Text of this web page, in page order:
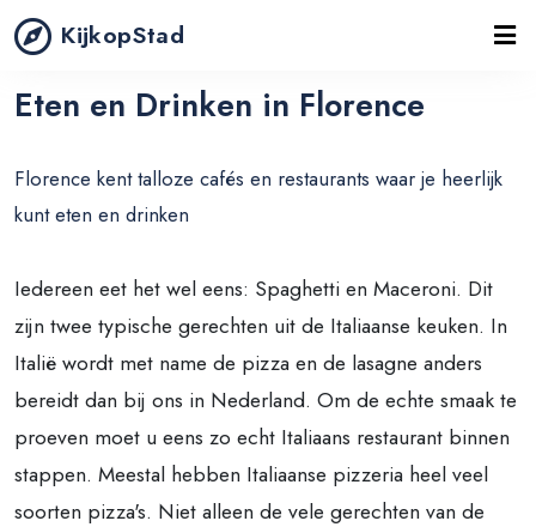
KijkopStad
Eten en Drinken in Florence
Florence kent talloze cafés en restaurants waar je heerlijk
kunt eten en drinken
Iedereen eet het wel eens: Spaghetti en Maceroni. Dit
zijn twee typische gerechten uit de Italiaanse keuken. In
Italië wordt met name de pizza en de lasagne anders
bereidt dan bij ons in Nederland. Om de echte smaak te
proeven moet u eens zo echt Italiaans restaurant binnen
stappen. Meestal hebben Italiaanse pizzeria heel veel
soorten pizza's. Niet alleen de vele gerechten van de